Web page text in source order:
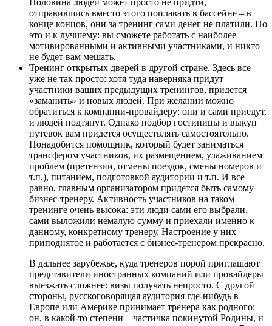
отправившись вместо этого поплавать в бассейне – в
конце концов, они за тренинг сами денег не платили. Но
это и к лучшему: вы сможете работать с наиболее
мотивированными и активными участниками, и никто
не будет вам мешать.
Тренинг открытых дверей в другой стране. Здесь все
уже не так просто: хотя туда наверняка придут
участники ваших предыдущих тренингов, придется
«заманить» и новых людей. При желании можно
обратиться к компании-провайдеру: они и сами приедут,
и людей подтянут. Однако подбор гостиницы и выкуп
путевок вам придется осуществлять самостоятельно.
Понадобится помощник, который будет заниматься
трансфером участников, их размещением, улаживанием
проблем (претензии, отмены поездок, смены номеров и
т.п.), питанием, подготовкой аудитории и т.п. И все
равно, главным организатором придется быть самому
бизнес-тренеру. Активность участников на таком
тренинге очень высока: эти люди сами его выбрали,
сами выложили немалую сумму и приехали именно к
данному, конкретному тренеру. Настроение у них
приподнятое и работается с бизнес-тренером прекрасно.
В дальнее зарубежье, куда тренеров порой приглашают
представители иностранных компаний или провайдеры
выезжать сложнее: визы получать непросто. С другой
стороны, русскоговорящая аудитория где-нибудь в
Европе или Америке принимает тренера как родного:
он, в какой-то степени – частичка покинутой Родины, и